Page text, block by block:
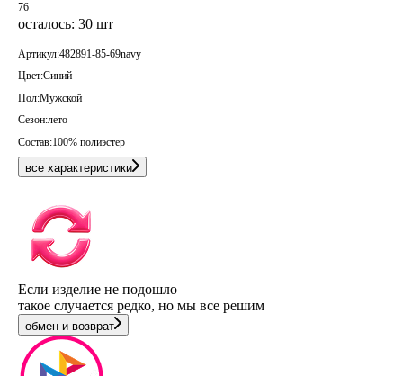
76
осталось: 30 шт
Артикул:482891-85-69navy
Цвет:Синий
Пол:Мужской
Сезон:лето
Состав:100% полиэстер
все характеристики
Если изделие не подошло
такое случается редко, но мы все решим
обмен и возврат